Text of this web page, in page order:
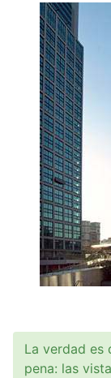
La verdad es
pena: las